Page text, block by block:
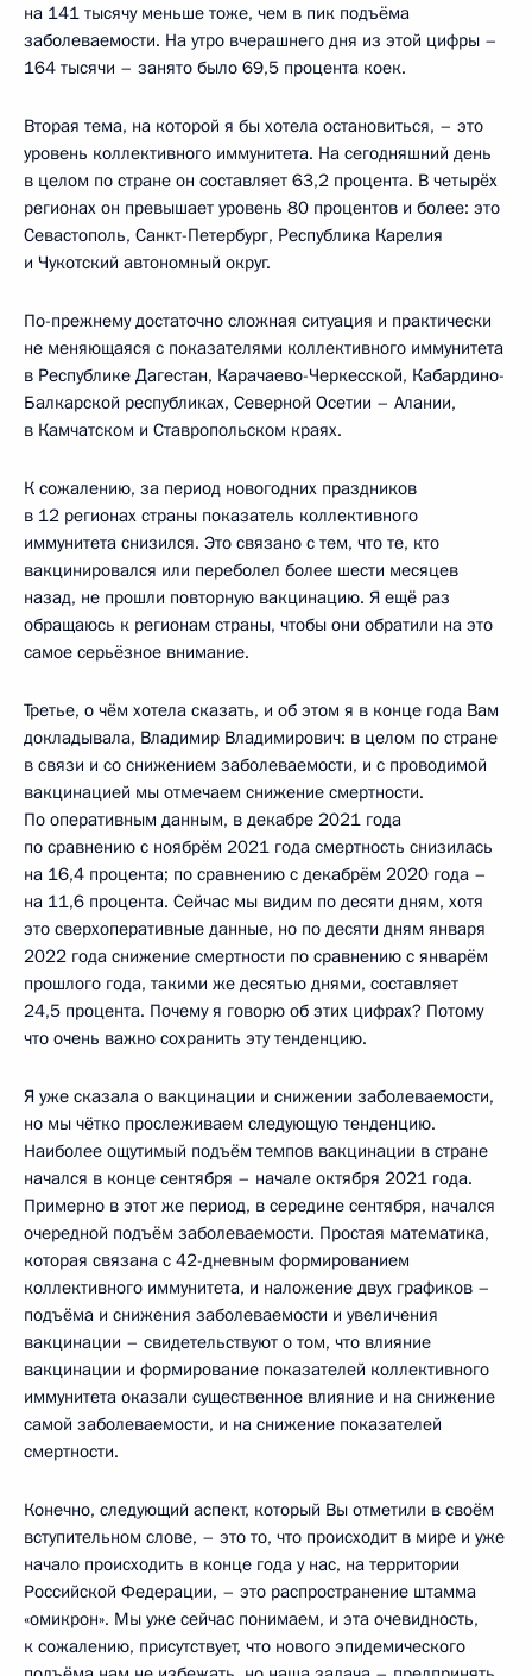
на 141 тысячу меньше тоже, чем в пик подъёма
заболеваемости. На утро вчерашнего дня из этой цифры –
164 тысячи – занято было 69,5 процента коек.
Вторая тема, на которой я бы хотела остановиться, – это
уровень коллективного иммунитета. На сегодняшний день
в целом по стране он составляет 63,2 процента. В четырёх
регионах он превышает уровень 80 процентов и более: это
Севастополь, Санкт-Петербург, Республика Карелия
и Чукотский автономный округ.
По-прежнему достаточно сложная ситуация и практически
не меняющаяся с показателями коллективного иммунитета
в Республике Дагестан, Карачаево-Черкесской, Кабардино-
Балкарской республиках, Северной Осетии – Алании,
в Камчатском и Ставропольском краях.
К сожалению, за период новогодних праздников
в 12 регионах страны показатель коллективного
иммунитета снизился. Это связано с тем, что те, кто
вакцинировался или переболел более шести месяцев
назад, не прошли повторную вакцинацию. Я ещё раз
обращаюсь к регионам страны, чтобы они обратили на это
самое серьёзное внимание.
Третье, о чём хотела сказать, и об этом я в конце года Вам
докладывала, Владимир Владимирович: в целом по стране
в связи и со снижением заболеваемости, и с проводимой
вакцинацией мы отмечаем снижение смертности.
По оперативным данным, в декабре 2021 года
по сравнению с ноябрём 2021 года смертность снизилась
на 16,4 процента; по сравнению с декабрём 2020 года –
на 11,6 процента. Сейчас мы видим по десяти дням, хотя
это сверхоперативные данные, но по десяти дням января
2022 года снижение смертности по сравнению с январём
прошлого года, такими же десятью днями, составляет
24,5 процента. Почему я говорю об этих цифрах? Потому
что очень важно сохранить эту тенденцию.
Я уже сказала о вакцинации и снижении заболеваемости,
но мы чётко прослеживаем следующую тенденцию.
Наиболее ощутимый подъём темпов вакцинации в стране
начался в конце сентября – начале октября 2021 года.
Примерно в этот же период, в середине сентября, начался
очередной подъём заболеваемости. Простая математика,
которая связана с 42-дневным формированием
коллективного иммунитета, и наложение двух графиков –
подъёма и снижения заболеваемости и увеличения
вакцинации – свидетельствуют о том, что влияние
вакцинации и формирование показателей коллективного
иммунитета оказали существенное влияние и на снижение
самой заболеваемости, и на снижение показателей
смертности.
Конечно, следующий аспект, который Вы отметили в своём
вступительном слове, – это то, что происходит в мире и уже
начало происходить в конце года у нас, на территории
Российской Федерации, – это распространение штамма
«омикрон». Мы уже сейчас понимаем, и эта очевидность,
к сожалению, присутствует, что нового эпидемического